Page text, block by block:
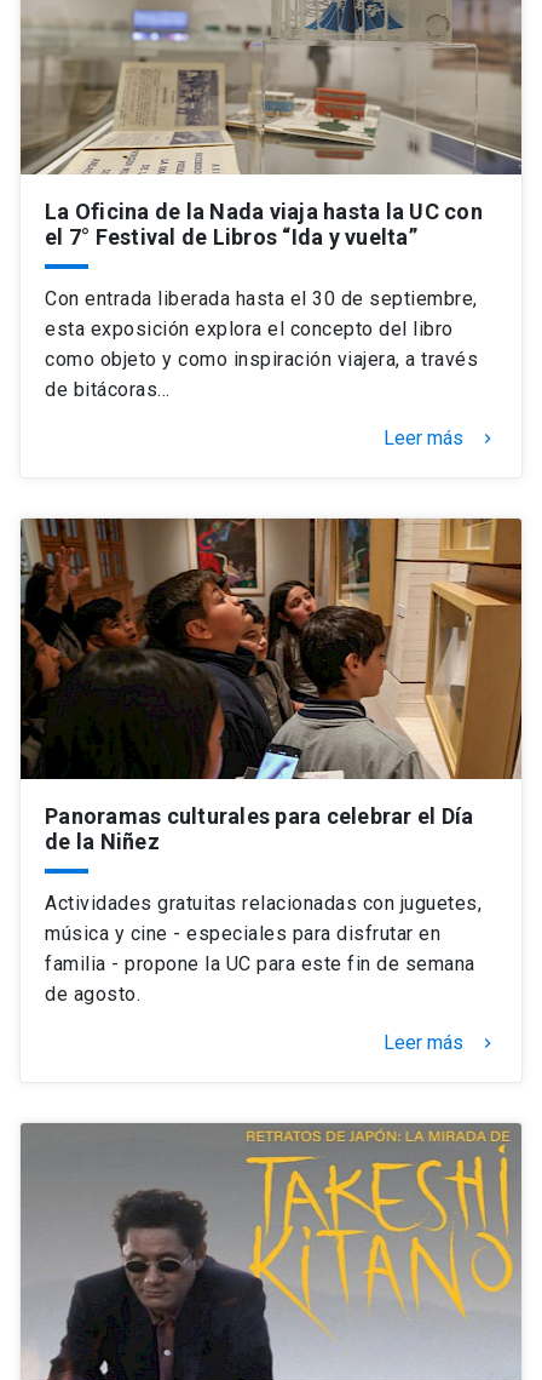
La Oficina de la Nada viaja hasta la UC con
el 7° Festival de Libros “Ida y vuelta”
Con entrada liberada hasta el 30 de septiembre,
esta exposición explora el concepto del libro
como objeto y como inspiración viajera, a través
de bitácoras…
Leer más keyboard_arrow_right
Panoramas culturales para celebrar el Día
de la Niñez
Actividades gratuitas relacionadas con juguetes,
música y cine - especiales para disfrutar en
familia - propone la UC para este fin de semana
de agosto.
Leer más keyboard_arrow_right